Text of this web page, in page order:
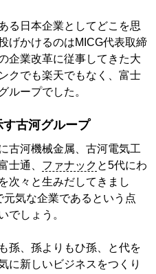
る日本企業としてどこを思
げかけるのはMICG代表取締
企業改革に従事してきた大
クでも楽天でもなく、富士
ループでした。
す古河グループ
古河機械金属、古河電気工
士通、 ファナック と5代にわ
を次々と生みだしてきまし
気な企業であるという点
でしょう。
孫、孫よりもひ孫、と代を
に新しいビジネスをつくり